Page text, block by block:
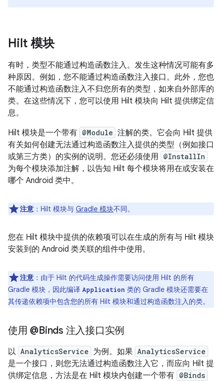
Hilt 模块
有时，类型不能通过构造函数注入。发生这种情况可能有多
种原因。例如，您不能通过构造函数注入接口。此外，您也
不能通过构造函数注入不归您所有的类型，如来自外部库的
类。在这些情况下，您可以使用 Hilt 模块向 Hilt 提供绑定信
息。
Hilt 模块是一个带有 @Module 注解的类。它会向 Hilt 提供
有关如何创建无法通过构造函数注入提供的类型（例如接口
或第三方类）的实例的说明。您还必须使用 @InstallIn
为每个模块添加注解，以告知 Hilt 每个模块将用在或安装在
哪个 Android 类中。
注意 ：Hilt 模块与 Gradle 模块不同。
您在 Hilt 模块中提供的依赖项可以在生成的所有与 Hilt 模块
安装到的 Android 类关联的组件中使用。
注意 ：由于 Hilt 的代码生成操作需要访问使用 Hilt 的所有
Gradle 模块，因此编译 Application 类的 Gradle 模块还需要在
其传递依赖项中包含您的所有 Hilt 模块和通过构造函数注入的类。
使用 @Binds 注入接口实例
以 AnalyticsService 为例。如果 AnalyticsService
是一个接口，则您无法通过构造函数注入它，而应向 Hilt 提
供绑定信息，方法是在 Hilt 模块内创建一个带有 @Binds